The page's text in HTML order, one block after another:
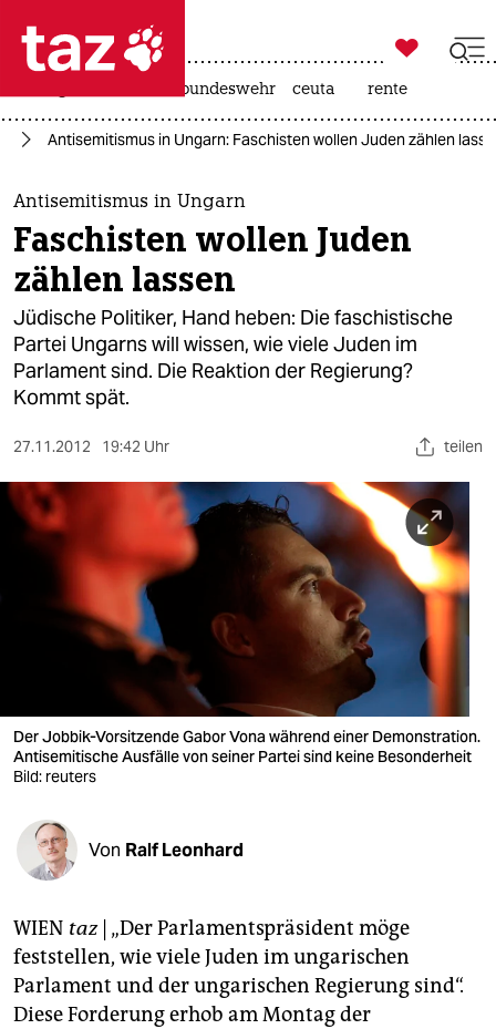
 taz zahl ich
taz zahl ich
themen
politik
öko
gesellschaft
kultur
sport
berlin
nord
wahrheit
veranstaltungen
shop
fragen & hilfe
unterstützen
genossenschaft
epaper login

taz zahl ich
bundeswehr ceuta rente
Antisemitismus in Ungarn: Faschisten wollen Juden zählen
Antisemitismus in Ungarn
Faschisten wollen Juden
zählen lassen
Jüdische Politiker, Hand heben: Die faschistische
Partei Ungarns will wissen, wie viele Juden im
Parlament sind. Die Reaktion der Regierung?
Kommt spät.
27.11.2012 19:42 Uhr teilen
Der Jobbik-Vorsitzende Gabor Vona während einer Demonstration.
Antisemitische Ausfälle von seiner Partei sind keine Besonderheit
Bild: reuters
Von Ralf Leonhard
WIEN taz| „Der Parlamentspräsident möge
feststellen, wie viele Juden im ungarischen
Parlament und der ungarischen Regierung sind“.
Diese Forderung erhob am Montag der